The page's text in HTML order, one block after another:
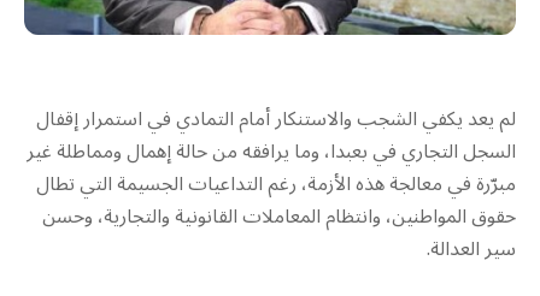
لم يعد يكفي الشجب والاستنكار أمام التمادي في استمرار إقفال
السجل التجاري في بعبدا، وما يرافقه من حالة إهمال ومماطلة غير
مبرّرة في معالجة هذه الأزمة، رغم التداعيات الجسيمة التي تطال
حقوق المواطنين، وانتظام المعاملات القانونية والتجارية، وحسن
سير العدالة.